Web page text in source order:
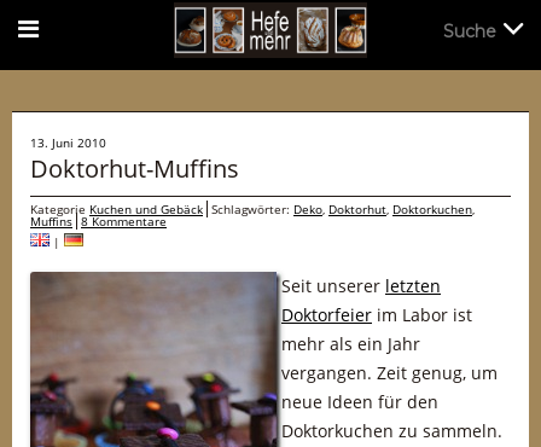
13. Juni 2010
Doktorhut-Muffins
Kategorie Kuchen und Gebäck Schlagwörter: Deko, Doktorhut, Doktorkuchen,
Muffins 8 Kommentare
|
Seit unserer letzten
Doktorfeier im Labor ist
mehr als ein Jahr
vergangen. Zeit genug, um
neue Ideen für den
Doktorkuchen zu sammeln.
Suche
Suche